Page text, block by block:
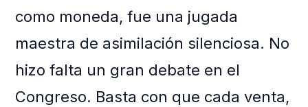
como moneda, fue una jugada
maestra de asimilación silenciosa. No
hizo falta un gran debate en el
Congreso. Basta con que cada venta,